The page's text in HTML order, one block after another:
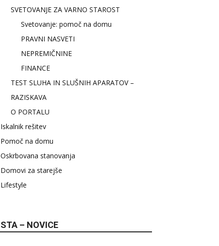
SVETOVANJE ZA VARNO STAROST
Svetovanje: pomoč na domu
PRAVNI NASVETI
NEPREMIČNINE
FINANCE
TEST SLUHA IN SLUŠNIH APARATOV –
RAZISKAVA
O PORTALU
Iskalnik rešitev
Pomoč na domu
Oskrbovana stanovanja
Domovi za starejše
Lifestyle
STA – NOVICE